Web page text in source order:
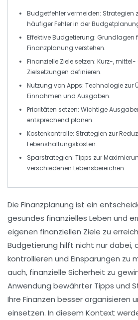
Budgetfehlervermeiden: Strategien
häufiger Fehler in der
Effektive Budgetierung: Grundlagen
Finanzplanung verstehen.
Finanzielle Ziele setzen: Kurz-,
Zielsetzungen definieren.
Nutzung von Apps: Technologie zur
Einnahmen und Ausgaben.
Prioritäten setzen: Wichtige
entsprechend planen.
Kostenkontrolle: Strategien zur
Lebenshaltungskosten.
Sparstrategien: Tipps zur
verschiedenen Lebensbereichen.
Die Finanzplanung ist ein
gesundes finanzielles Leben und
eigenen finanziellen Ziele zu
Budgetierung hilft nicht nur dabei,
kontrollieren und Einsparungen zu
auch, finanzielle Sicherheit zu
Anwendung bewährter Tipps und
Ihre Finanzen besser organisieren
einsetzen. In diesem Kontext